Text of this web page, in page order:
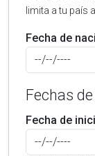
limita a tu país
Fecha de
Fechas
Fecha de